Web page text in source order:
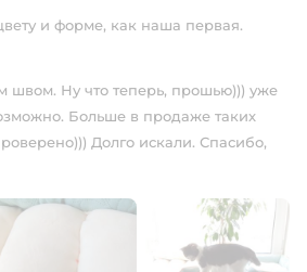
и форме, как наша первая.
швом. Ну что теперь, прошью))) уже
Больше в продаже таких
Долго искали. Спасибо,